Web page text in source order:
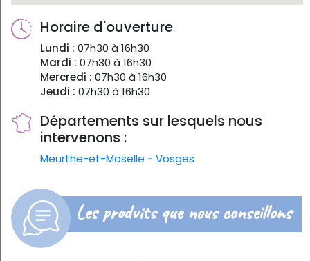
Horaire d'ouverture
Lundi : 07h30 à 16h30
Mardi : 07h30 à 16h30
Mercredi : 07h30 à 16h30
Jeudi : 07h30 à 16h30
Départements sur lesquels nous
intervenons :
Meurthe-et-Moselle - Vosges
Les produits que nous conseillons